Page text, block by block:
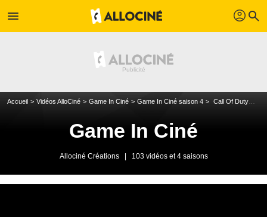
menu profil search
Accueil Vidéos AlloCiné Game In Ciné Game In Ciné saison 4 Call Of Duty Cold War Bande-annonce VO
Game In Ciné
Allociné Créations 103 vidéos et 4 saisons